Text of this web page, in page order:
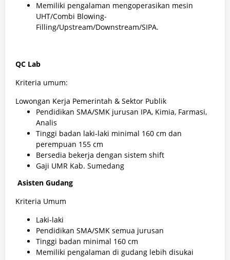
Memiliki pengalaman mengoperasikan mesin
UHT/Combi Blowing-
Filling/Upstream/Downstream/SIPA.
QC Lab
Kriteria umum:
Lowongan Kerja Pemerintah & Sektor Publik
​Pendidikan SMA/SMK jurusan IPA, Kimia, Farmasi,
Analis
Tinggi badan laki-laki minimal 160 cm dan
perempuan 155 cm
Bersedia bekerja dengan sistem shift
Gaji UMR Kab. Sumedang
Asisten Gudang
Kriteria Umum
Laki-laki
Pendidikan SMA/SMK semua jurusan
Tinggi badan minimal 160 cm
Memiliki pengalaman di gudang lebih disukai